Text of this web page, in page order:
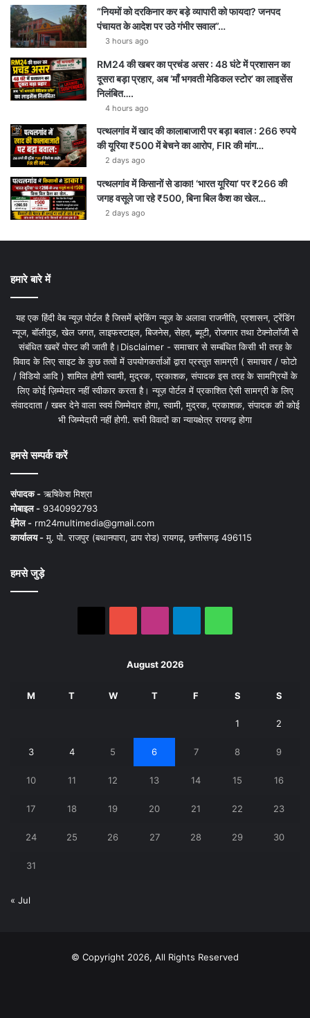
“नियमों को दरकिनार कर बड़े व्यापारी को फायदा? जनपद
पंचायत के आदेश पर उठे गंभीर सवाल”…
3 hours ago
RM24 की खबर का प्रचंड असर : 48 घंटे में प्रशासन का
दूसरा बड़ा प्रहार, अब ‘माँ भगवती मेडिकल स्टोर’ का लाइसेंस
निलंबित….
4 hours ago
पत्थलगांव में खाद की कालाबाजारी पर बड़ा बवाल : 266 रुपये
की यूरिया ₹500 में बेचने का आरोप, FIR की मांग…
2 days ago
पत्थलगांव में किसानों से डाका! ‘भारत यूरिया’ पर ₹266 की
जगह वसूले जा रहे ₹500, बिना बिल कैश का खेल…
2 days ago
हमारे बारे में
यह एक हिंदी वेब न्यूज़ पोर्टल है जिसमें ब्रेकिंग न्यूज़ के अलावा राजनीति, प्रशासन, ट्रेंडिंग
न्यूज, बॉलीवुड, खेल जगत, लाइफस्टाइल, बिजनेस, सेहत, ब्यूटी, रोजगार तथा टेक्नोलॉजी से
संबंधित खबरें पोस्ट की जाती है।Disclaimer - समाचार से सम्बंधित किसी भी तरह के
विवाद के लिए साइट के कुछ तत्वों में उपयोगकर्ताओं द्वारा प्रस्तुत सामग्री ( समाचार / फोटो
/ विडियो आदि ) शामिल होगी स्वामी, मुद्रक, प्रकाशक, संपादक इस तरह के सामग्रियों के
लिए कोई ज़िम्मेदार नहीं स्वीकार करता है। न्यूज़ पोर्टल में प्रकाशित ऐसी सामग्री के लिए
संवाददाता / खबर देने वाला स्वयं जिम्मेदार होगा, स्वामी, मुद्रक, प्रकाशक, संपादक की कोई
भी जिम्मेदारी नहीं होगी. सभी विवादों का न्यायक्षेत्र रायगढ़ होगा
हमसे सम्पर्क करें
संपादक -ऋषिकेश मिश्रा
मोबाइल - 9340992793
ईमेल - rm24multimedia@gmail.com
कार्यालय -मु. पो. राजपुर (बथानपारा, ढाप रोड) रायगढ़, छत्तीसगढ़ 496115
हमसे जुड़े
August 2026
M T W T F S S
1 2
3 4 5 6 7 8 9
10 11 12 13 14 15 16
17 18 19 20 21 22 23
24 25 26 27 28 29 30
31
« Jul
© Copyright 2026, All Rights Reserved